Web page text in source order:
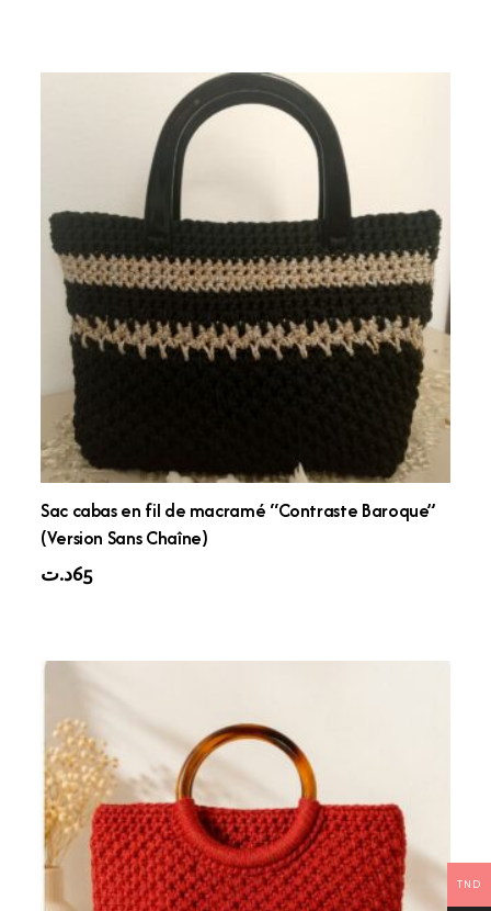
Sac cabas en fil de macramé “Contraste Baroque”
(Version Sans Chaîne)
65د.ت
TND